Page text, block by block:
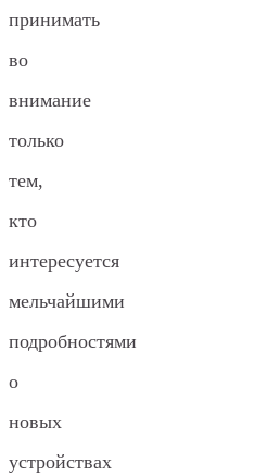
принимать
во
внимание
только
тем,
кто
интересуется
мельчайшими
подробностями
о
новых
устройствах